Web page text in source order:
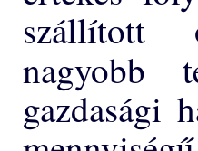
szállított
nagyobb
gazdasági